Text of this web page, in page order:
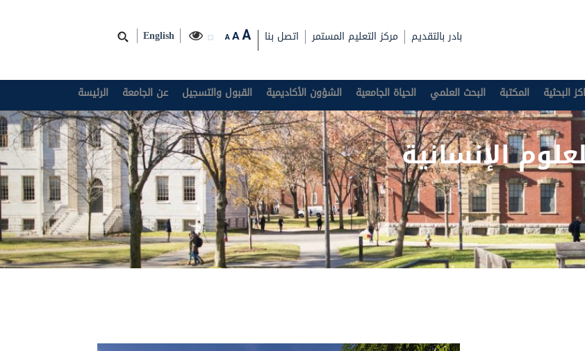
English A AA بادر بالتقديم مركز التعليم المستمر اتصل بنا
الرئيسة عن الجامعة القبول والتسجيل الشؤون الأكاديمية الحياة الجامعية البحث العلمي المكتبة البحثية
الإنسانية